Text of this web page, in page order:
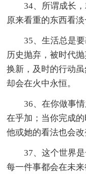
34、所谓成长，
原来看重的东西看淡
35、生活总是要
历史抛弃，被时代
换新，及时的行动
却会在火中永恒。
36、在你做事情
在乎加；当你完成
他或她的看法也会改
37、这个世界是
每一件事都会在未来